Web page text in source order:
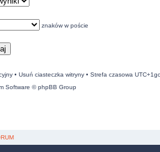
znaków w poście
• Usuń ciasteczka witryny• Strefa czasowa
Software © phpBB Group